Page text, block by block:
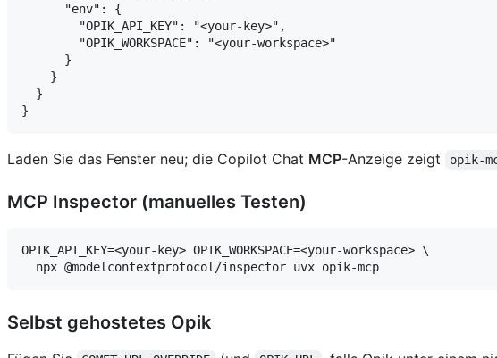
      "env": {
        "OPIK_API_KEY": "<your-key>",
        "OPIK_WORKSPACE": "<your-workspace>"
      }
    }
  }
Laden Sie das Fenster neu; die Copilot Chat MCP-Anzeige zeigt opik-
MCP Inspector (manuelles Testen)
OPIK_API_KEY=<your-key> OPIK_WORKSPACE=<your-workspace> \
Selbst gehostetes Opik